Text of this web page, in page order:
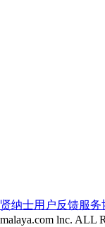
纳士用户反馈服务
lnc. ALL